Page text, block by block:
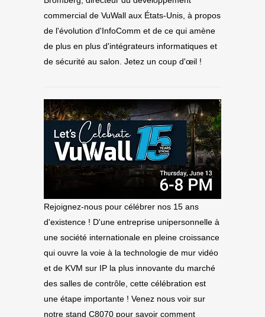
commercial de VuWall aux États-Unis, à propos
de l'évolution d'InfoComm et de ce qui amène
de plus en plus d'intégrateurs informatiques et
de sécurité au salon. Jetez un coup d'œil !
Rejoignez-nous pour célébrer nos 15 ans
d'existence ! D'une entreprise unipersonnelle à
une société internationale en pleine croissance
qui ouvre la voie à la technologie de mur vidéo
et de KVM sur IP la plus innovante du marché
des salles de contrôle, cette célébration est
une étape importante ! Venez nous voir sur
notre stand C8070 pour savoir comment